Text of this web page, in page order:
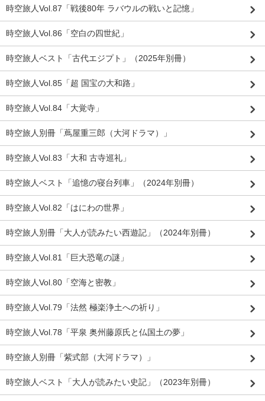
時空旅人Vol.87「戦後80年 ラバウルの戦いと記憶」
時空旅人Vol.86「空白の四世紀」
時空旅人ベスト「古代エジプト」（2025年別冊）
時空旅人Vol.85「超 国宝の大和路」
時空旅人Vol.84「大覚寺」
時空旅人別冊「蔦屋重三郎（大河ドラマ）」
時空旅人Vol.83「大和 古寺巡礼」
時空旅人ベスト「追憶の寝台列車」（2024年別冊）
時空旅人Vol.82「はにわの世界」
時空旅人別冊「大人が読みたい西遊記」（2024年別冊）
時空旅人Vol.81「巨大恐竜の謎」
時空旅人Vol.80「空海と密教」
時空旅人Vol.79「法然 極楽浄土への祈り」
時空旅人Vol.78「平泉 奥州藤原氏と仏国土の夢」
時空旅人別冊「紫式部（大河ドラマ）」
時空旅人ベスト「大人が読みたい史記」（2023年別冊）